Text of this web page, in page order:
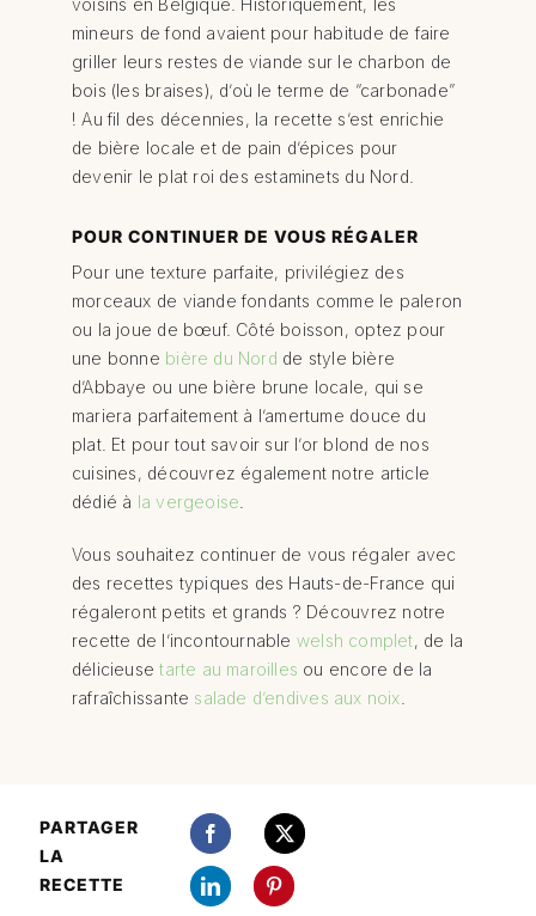
voisins en Belgique. Historiquement, les
mineurs de fond avaient pour habitude de faire
griller leurs restes de viande sur le charbon de
bois (les braises), d’où le terme de “carbonade”
! Au fil des décennies, la recette s’est enrichie
de bière locale et de pain d’épices pour
devenir le plat roi des estaminets du Nord.
POUR CONTINUER DE VOUS RÉGALER
Pour une texture parfaite, privilégiez des
morceaux de viande fondants comme le paleron
ou la joue de bœuf. Côté boisson, optez pour
une bonne bière du Nord de style bière
d’Abbaye ou une bière brune locale, qui se
mariera parfaitement à l’amertume douce du
plat. Et pour tout savoir sur l’or blond de nos
cuisines, découvrez également notre article
dédié à la vergeoise
Vous souhaitez continuer de vous régaler avec
des recettes typiques des Hauts-de-France qui
régaleront petits et grands ? Découvrez notre
recette de l’incontournable welsh complet, de la
délicieusetarte au maroilles ou encore de la
rafraîchissante salade d’endives aux noix
PARTAGER
LA
RECETTE